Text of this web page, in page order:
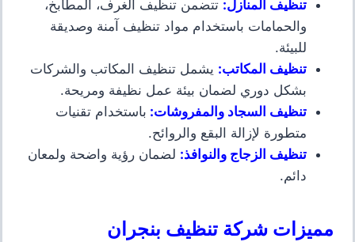
تنظيف المنازل: تتضمن تنظيف الغرف، المطابخ،
والحمامات باستخدام مواد تنظيف آمنة وصديقة
للبيئة.
تنظيف المكاتب: يشمل تنظيف المكاتب والشركات
بشكل دوري لضمان بيئة عمل نظيفة ومريحة.
تنظيف السجاد والمفروشات: باستخدام تقنيات
متطورة لإزالة البقع والروائح.
تنظيف الزجاج والنوافذ: لضمان رؤية واضحة ولمعان
دائم.
مميزات شركة تنظيف بنجران